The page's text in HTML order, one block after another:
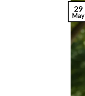
29
May